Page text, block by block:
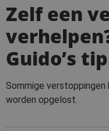
Zelf een
Guido’s
Sommige verstoppingen
worden opgelost.